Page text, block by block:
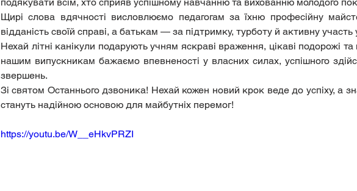
Щирі слова вдячності висловлюємо педагогам за їхню професійну
відданість своїй справі, а батькам — за підтримку, турботу й активну участь
Нехай літні канікули подарують учням яскраві враження, цікаві подорожі
нашим випускникам бажаємо впевненості у власних силах, успішного
звершень.
Зі святом Останнього дзвоника! Нехай кожен новий крок веде до успіху, а
стануть надійною основою для майбутніх перемог!
https://youtu.be/W__eHkvPRZI